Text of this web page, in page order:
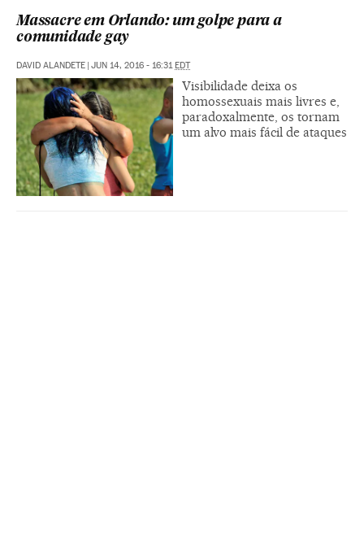
Massacre em Orlando: um golpe para a
comunidade gay
DAVID ALANDETE | JUN 14, 2016 - 16:31EDT
Visibilidade deixa os
homossexuais mais livres e,
paradoxalmente, os tornam
um alvo mais fácil de ataques